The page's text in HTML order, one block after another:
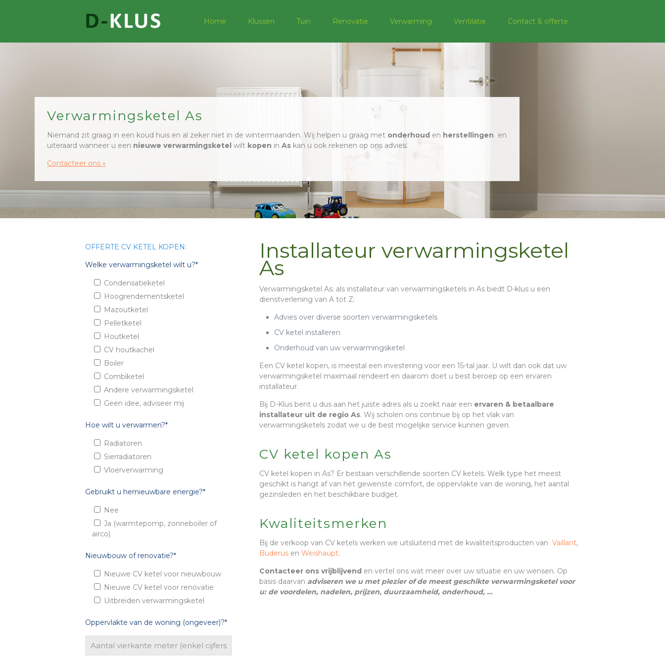
Home Klussen Tuin Renovatie Verwarming Ventilatie Contact & offerte
Verwarmingsketel As
Niemand zit graag in een koud huis en al zeker niet in de wintermaanden. Wij helpen u graag met onderhoud en herstellingen en
uiteraard wanneer u een nieuwe verwarmingsketel wilt kopen in As kan u ook rekenen op ons advies.
Contacteer ons »
OFFERTE CV KETEL KOPEN:
Welke verwarmingsketel wilt u?*
Condensatieketel
Hoogrendementsketel
Mazoutketel
Pelletketel
Houtketel
CV houtkachel
Boiler
Combiketel
Andere verwarmingsketel
Geen idee, adviseer mij
Hoe wilt u verwarmen?*
Radiatoren
Sierradiatoren
Vloerverwarming
Gebruikt u hernieuwbare energie?*
Nee
Ja (warmtepomp, zonneboiler of
airco)
Nieuwbouw of renovatie?*
Nieuwe CV ketel voor nieuwbouw
Nieuwe CV ketel voor renovatie
Uitbreiden verwarmingsketel
Oppervlakte van de woning (ongeveer)?*
Installateur verwarmingsketel
As
Verwarmingsketel As: als installateur van verwarmingsketels in As biedt D-klus u een
dienstverlening van A tot Z:
Advies over diverse soorten verwarmingsketels
CV ketel installeren
Onderhoud van uw verwarmingsketel
Een CV ketel kopen, is meestal een investering voor een 15-tal jaar. U wilt dan ook dat uw
verwarmingsketel maximaal rendeert en daarom doet u best beroep op een ervaren
installateur.
Bij D-Klus bent u dus aan het juiste adres als u zoekt naar een ervaren & betaalbare
installateur uit de regio As. Wij scholen ons continue bij op het vlak van
verwarmingsketels zodat we u de best mogelijke service kunnen geven.
CV ketel kopen As
CV ketel kopen in As? Er bestaan verschillende soorten CV ketels. Welk type het meest
geschikt is hangt af van het gewenste comfort, de oppervlakte van de woning, het aantal
gezinsleden en het beschikbare budget.
Kwaliteitsmerken
Bij de verkoop van CV ketels werken we uitsluitend met de kwaliteitsproducten van Vaillant,
Buderusen Weishaupt.
Contacteer ons vrijblijvenden vertel ons wat meer over uw situatie en uw wensen. Op
basis daarvan adviseren we u met plezier of de meest geschikte verwarmingsketel voor
u: de voordelen, nadelen, prijzen, duurzaamheid, onderhoud, …